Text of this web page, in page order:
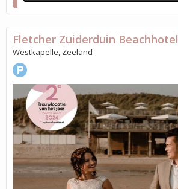
Fletcher Zuiderduin Beachhotel
Westkapelle, Zeeland